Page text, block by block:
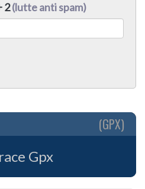
2(lutte anti spam)
(GPX)
Gpx